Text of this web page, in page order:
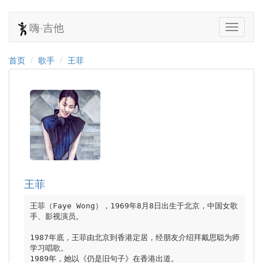
嗨·吉他
首页 歌手 王菲
王菲
王菲（Faye Wong），1969年8月8日出生于北京，中国女歌
手、影视演员。
1987年底，王菲由北京到香港定居，经朋友介绍拜戴思聪为师
学习唱歌。
1989年，她以《仍是旧句子》在香港出道。